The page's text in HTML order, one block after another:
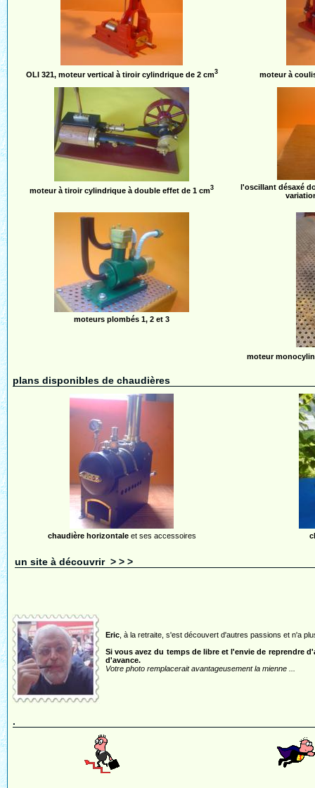
OLI 321, moteur vertical à tiroir cylindrique de 2 cm3 moteur à
moteur à tiroir cylindrique à double effet de 1 cm3
l'oscillant désaxé
moteurs plombés 1, 2 et 3
moteur
plans disponibles de chaudières
chaudière horizontaleet ses accessoires
un site à découvrir > > >
Eric , à la retraite, s'est découvert d'autres passions et n'a
Si vous avez du temps de libre et l'envie de reprendre
d'avance.
Votre photo remplacerait avantageusement la mienne ...
.